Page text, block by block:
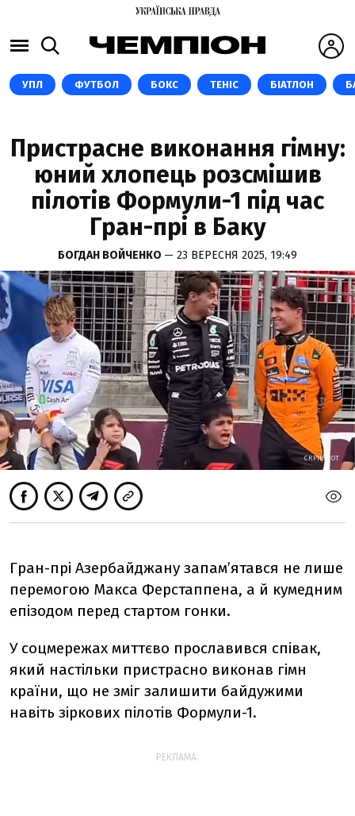
УПЛ ФУТБОЛ БОКС ТЕНІС БІАТЛОН
Пристрасне виконання гімну:
юний хлопець розсмішив
пілотів Формули-1 під час
Гран-прі в Баку
БОГДАН ВОЙЧЕНКО — 23 ВЕРЕСНЯ 2025, 19:49
СКРІНШОТ
Гран-прі Азербайджану запам’ятався не лише
перемогою Макса Ферстаппена, а й кумедним
епізодом перед стартом гонки.
У соцмережах миттєво прославився співак,
який настільки пристрасно виконав гімн
країни, що не зміг залишити байдужими
навіть зіркових пілотів Формули-1.
РЕКЛАМА: